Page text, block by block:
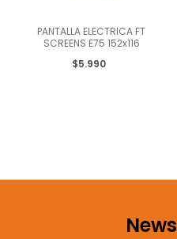
PANTALLA ELECTRICA FT
SCREENS E75 152x116
$5.990